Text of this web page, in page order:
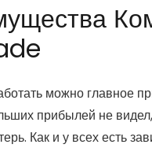
можно главное
прибылей не
Как и у всех есть